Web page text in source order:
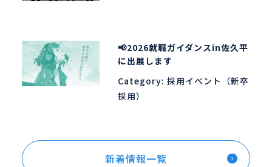
📢2026就職ガイダンスin佐久平
に出展します
Category: 採用イベント（新卒
採用）
新着情報一覧